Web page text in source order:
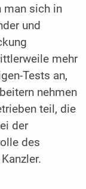
man sich in
und
mehr
Tests an,
nehmen
teil, die
der
des